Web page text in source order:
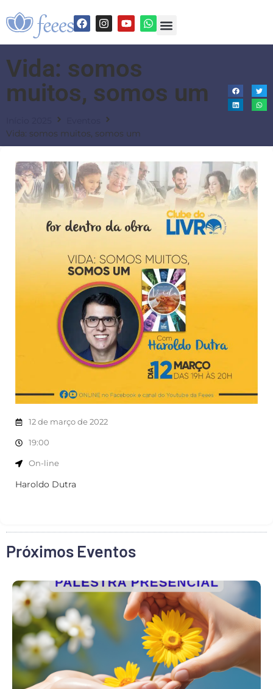
Vida: somos
muitos, somos um
Vida: somos muitos, somos um
12 de março de 2022
19:00
On-line
Haroldo Dutra
Próximos Eventos